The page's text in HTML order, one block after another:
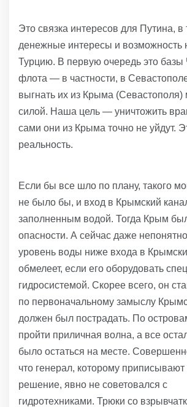
Это связка интересов для Путина, в
денежные интересы и возможность
Турцию. В первую очередь это базы
флота — в частности, в
выгнать их из Крыма (Севастополя)
силой. Наша цель — уничтожить
сами они из Крыма точно не уйдут.
реальность.
Если бы все шло по плану, такого
не было бы, и вход в Крымский
заполненным водой. Тогда Крым
опасности. А сейчас даже
уровень воды ниже входа в
обмелеет, если его оборудовать
гидросистемой. Скорее всего, он
по первоначальному замыслу
должен был пострадать. По
пройти приличная волна, а все
было остаться на месте.
что генерал, которому приписывают
решение, явно не советовался с
гидротехниками. Трюки со